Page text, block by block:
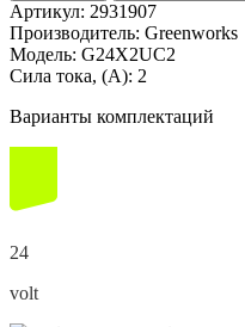
Артикул: 2931907
Производитель: Greenworks
Модель: G24X2UC2
Сила тока, (А): 2
Варианты комплектаций
24
volt